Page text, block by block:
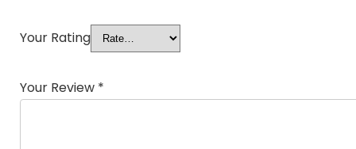
Your Rating
Your Review *